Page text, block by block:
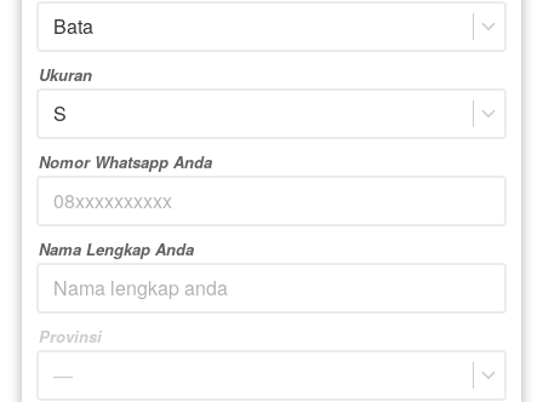
Bata
Ukuran
S
Nomor Whatsapp Anda
Nama Lengkap Anda
Provinsi
—